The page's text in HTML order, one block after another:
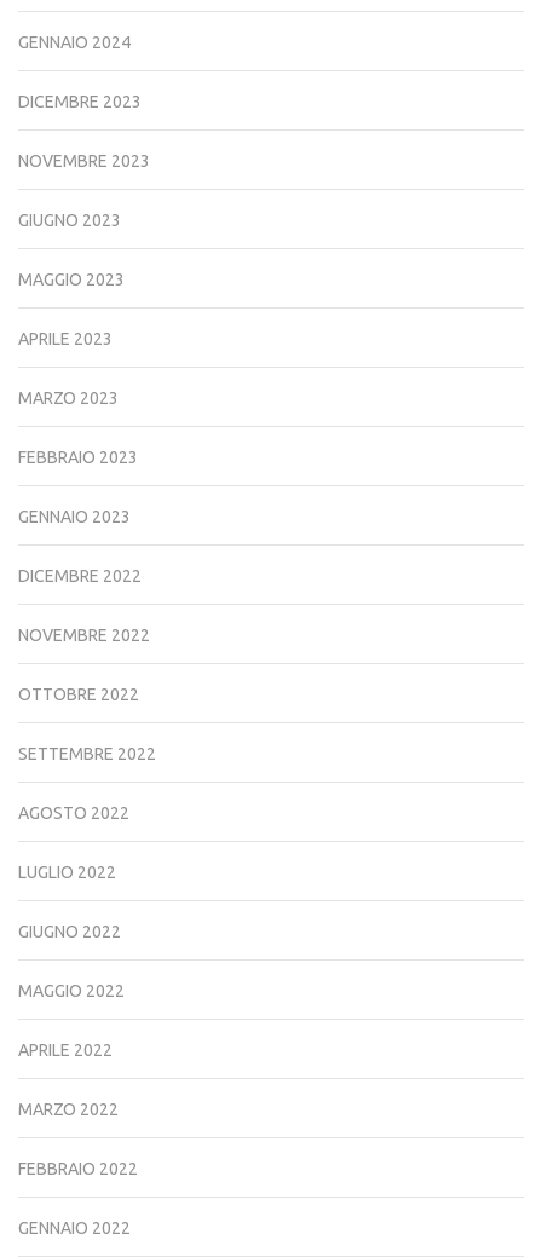
GENNAIO 2024
DICEMBRE 2023
NOVEMBRE 2023
GIUGNO 2023
MAGGIO 2023
APRILE 2023
MARZO 2023
FEBBRAIO 2023
GENNAIO 2023
DICEMBRE 2022
NOVEMBRE 2022
OTTOBRE 2022
SETTEMBRE 2022
AGOSTO 2022
LUGLIO 2022
GIUGNO 2022
MAGGIO 2022
APRILE 2022
MARZO 2022
FEBBRAIO 2022
GENNAIO 2022